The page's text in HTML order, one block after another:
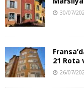
30/07/
21 Rota
26/07/